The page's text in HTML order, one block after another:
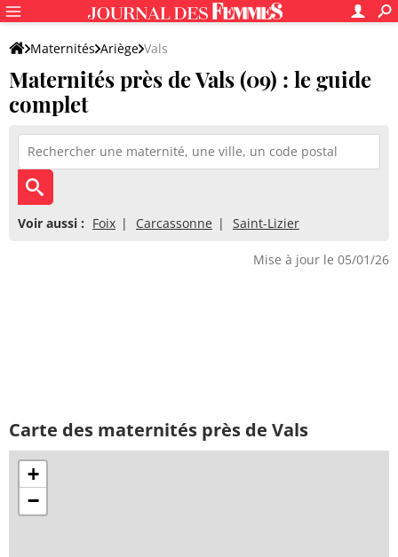
Maternités Ariège Vals
Maternités près de Vals (09) : le guide
complet
Voir aussi : Foix Carcassonne Saint-Lizier
Mise à jour le 05/01/26
Carte des maternités près de Vals
+
−